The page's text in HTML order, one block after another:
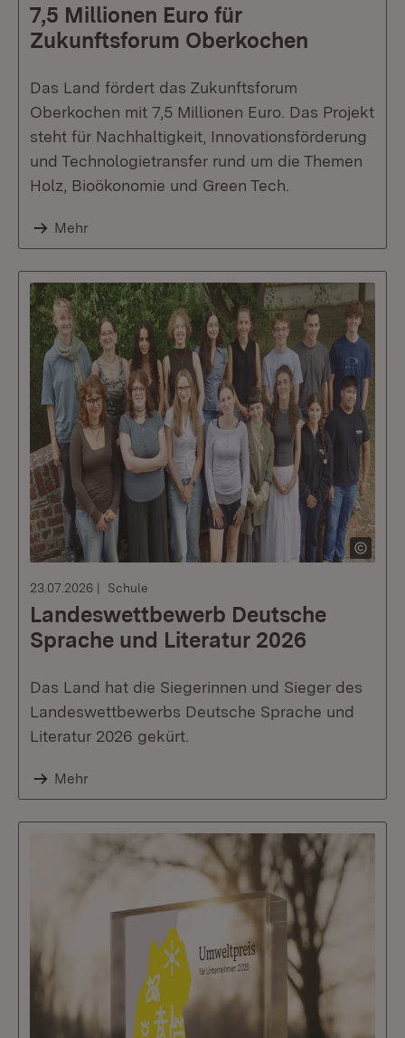
7,5 Millionen Euro für
Zukunftsforum Oberkochen
Das Land fördert das Zukunftsforum
Oberkochen mit 7,5 Millionen Euro. Das Projekt
steht für Nachhaltigkeit, Innovationsförderung
und Technologietransfer rund um die Themen
Holz, Bioökonomie und Green Tech.
Mehr
23.07.2026 Schule
Landeswettbewerb Deutsche
Sprache und Literatur 2026
Das Land hat die Siegerinnen und Sieger des
Landeswettbewerbs Deutsche Sprache und
Literatur 2026 gekürt.
Mehr